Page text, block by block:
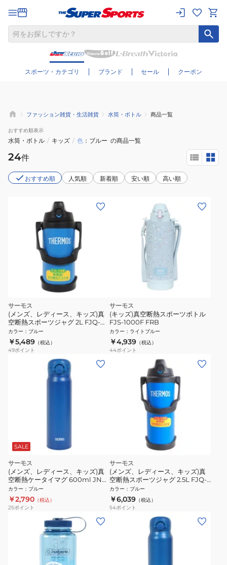
スポーツ・カテゴリ ブランド セール クーポン
さらに絞り込む
ファッション雑貨・生活雑貨 水筒・ボトル 商品一覧
おすすめ順表示
水筒・ボトル / キッズ / 色 ブルー の商品一覧
24件
おすすめ順 人気順 新着順 安い順 高い順
サーモス
(メンズ、レディース、キッズ)真
空断熱スポーツジャグ 2L FJQ-
2000 BL
カラー ： ブルー
￥5,489 （税込）
49ポイント
サーモス
(キッズ)真空断熱スポーツボトル
FJS-1000F FRB
カラー ： ライトブルー
￥4,939 （税込）
44ポイント
SALE
サーモス
(メンズ、レディース、キッズ)真
空断熱ケータイマグ 600ml JNR-
603 MTB
カラー ： ブルー
￥2,790 （税込）
25ポイント
サーモス
(メンズ、レディース、キッズ)真
空断熱スポーツジャグ 2.5L FJQ-
2500 BL
カラー ： ブルー
￥6,039 （税込）
54ポイント